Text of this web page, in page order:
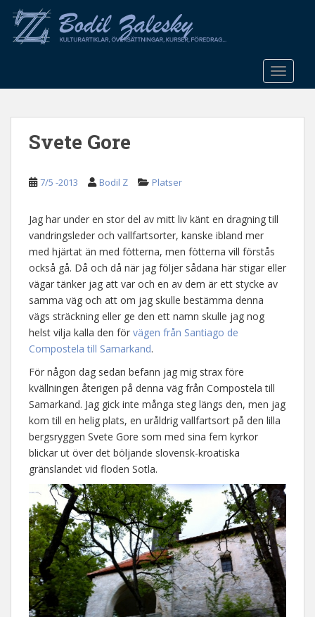
o
Svete Gore
7/5 -2013 Bodil Z Platser
Jag har under en stor del av mitt liv känt en dragning till
vandringsleder och vallfartsorter, kanske ibland mer
med hjärtat än med fötterna, men fötterna vill förstås
också gå. Då och då när jag följer sådana här stigar eller
vägar tänker jag att var och en av dem är ett stycke av
samma väg och att om jag skulle bestämma denna
vägs sträckning eller ge den ett namn skulle jag nog
helst vilja kalla den för vägen från Santiago de
Compostela till Samarkand.
För någon dag sedan befann jag mig strax före
kvällningen återigen på denna väg från Compostela till
Samarkand. Jag gick inte många steg längs den, men jag
kom till en helig plats, en uråldrig vallfartsort på den lilla
bergsryggen Svete Gore som med sina fem kyrkor
blickar ut över det böljande slovensk-kroatiska
gränslandet vid floden Sotla.